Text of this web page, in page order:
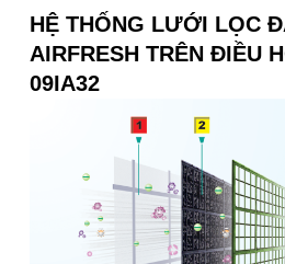
HỆ THỐNG LƯỚI LỌC
AIRFRESH TRÊN ĐIỀU
09IA32